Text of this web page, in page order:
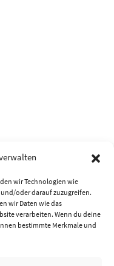
wir Technologien wie
oder darauf zuzugreifen.
wir Daten wie das
verarbeiten. Wenn du deine
bestimmte Merkmale und